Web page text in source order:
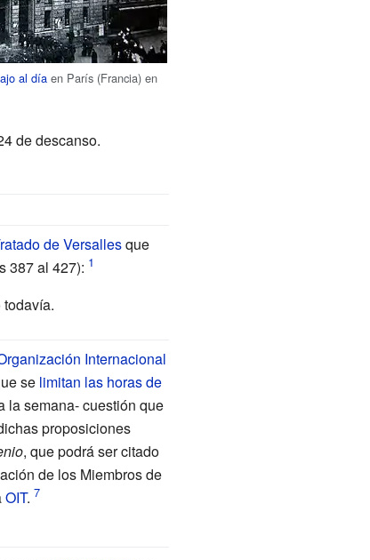
al día en París (Francia) en
de descanso.
de Versallesque
387 al 427):
Internacional
se limitan las horas de
la semana- cuestión que
proposiciones
, que podrá ser citado
de los Miembros de
OIT.